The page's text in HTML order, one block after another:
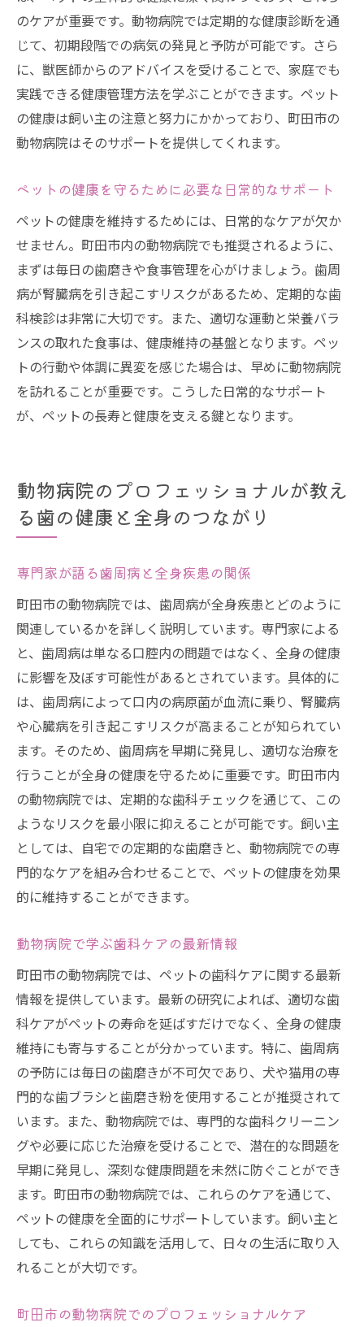
のケアが重要です。動物病院では定期的な健康診断を通
じて、初期段階での病気の発見と予防が可能です。さら
に、獣医師からのアドバイスを受けることで、家庭でも
実践できる健康管理方法を学ぶことができます。ペット
の健康は飼い主の注意と努力にかかっており、町田市の
動物病院はそのサポートを提供してくれます。
ペットの健康を守るために必要な日常的なサポート
ペットの健康を維持するためには、日常的なケアが欠か
せません。町田市内の動物病院でも推奨されるように、
まずは毎日の歯磨きや食事管理を心がけましょう。歯周
病が腎臓病を引き起こすリスクがあるため、定期的な歯
科検診は非常に大切です。また、適切な運動と栄養バラ
ンスの取れた食事は、健康維持の基盤となります。ペッ
トの行動や体調に異変を感じた場合は、早めに動物病院
を訪れることが重要です。こうした日常的なサポート
が、ペットの長寿と健康を支える鍵となります。
動物病院のプロフェッショナルが教え
る歯の健康と全身のつながり
専門家が語る歯周病と全身疾患の関係
町田市の動物病院では、歯周病が全身疾患とどのように
関連しているかを詳しく説明しています。専門家による
と、歯周病は単なる口腔内の問題ではなく、全身の健康
に影響を及ぼす可能性があるとされています。具体的に
は、歯周病によって口内の病原菌が血流に乗り、腎臓病
や心臓病を引き起こすリスクが高まることが知られてい
ます。そのため、歯周病を早期に発見し、適切な治療を
行うことが全身の健康を守るために重要です。町田市内
の動物病院では、定期的な歯科チェックを通じて、この
ようなリスクを最小限に抑えることが可能です。飼い主
としては、自宅での定期的な歯磨きと、動物病院での専
門的なケアを組み合わせることで、ペットの健康を効果
的に維持することができます。
動物病院で学ぶ歯科ケアの最新情報
町田市の動物病院では、ペットの歯科ケアに関する最新
情報を提供しています。最新の研究によれば、適切な歯
科ケアがペットの寿命を延ばすだけでなく、全身の健康
維持にも寄与することが分かっています。特に、歯周病
の予防には毎日の歯磨きが不可欠であり、犬や猫用の専
門的な歯ブラシと歯磨き粉を使用することが推奨されて
います。また、動物病院では、専門的な歯科クリーニン
グや必要に応じた治療を受けることで、潜在的な問題を
早期に発見し、深刻な健康問題を未然に防ぐことができ
ます。町田市の動物病院では、これらのケアを通じて、
ペットの健康を全面的にサポートしています。飼い主と
しても、これらの知識を活用して、日々の生活に取り入
れることが大切です。
町田市の動物病院でのプロフェッショナルケア